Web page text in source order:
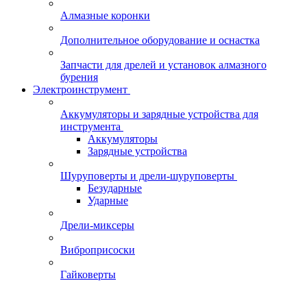
Алмазные коронки
Дополнительное оборудование и оснастка
Запчасти для дрелей и установок алмазного
бурения
Электроинструмент
Аккумуляторы и зарядные устройства для
инструмента
Аккумуляторы
Зарядные устройства
Шуруповерты и дрели-шуруповерты
Безударные
Ударные
Дрели-миксеры
Виброприсоски
Гайковерты